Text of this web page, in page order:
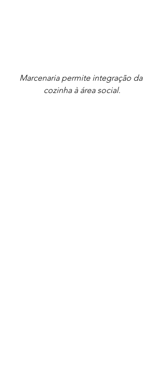
Marcenaria permite integração da
cozinha à área social.